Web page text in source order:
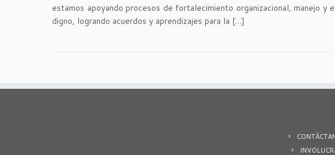
estamos apoyando procesos de fortalecimiento organizacional, manejo
digno, logrando acuerdos y aprendizajes para la […]